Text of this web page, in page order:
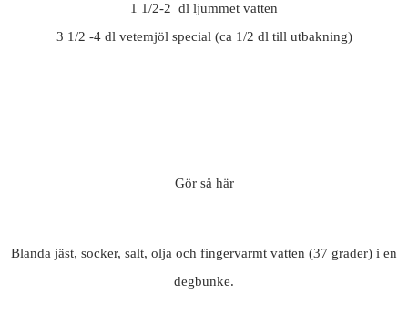
1 1/2-2 dl ljummet vatten
3 1/2 -4 dl vetemjöl special (ca 1/2 dl till utbakning)
Gör så här
Blanda jäst, socker, salt, olja och fingervarmt vatten (37 grader) i en
degbunke.